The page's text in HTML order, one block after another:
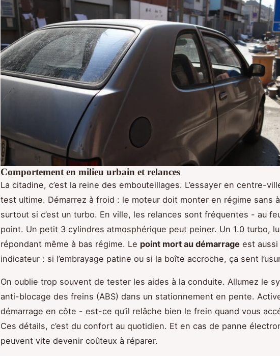
Comportement en milieu urbain et relances
La citadine, c’est la reine des embouteillages. L’essayer en centre-
test ultime. Démarrez à froid : le moteur doit monter en régime sans
surtout si c’est un turbo. En ville, les relances sont fréquentes - au
point. Un petit 3 cylindres atmosphérique peut peiner. Un 1.0 turbo,
répondant même à bas régime. Le point mort au démarrage est aussi
indicateur : si l’embrayage patine ou si la boîte accroche, ça sent
On oublie trop souvent de tester les aides à la conduite. Allumez le
anti-blocage des freins (ABS) dans un stationnement en pente.
démarrage en côte - est-ce qu’il relâche bien le frein quand vous
Ces détails, c’est du confort au quotidien. Et en cas de panne
peuvent vite devenir coûteux à réparer.